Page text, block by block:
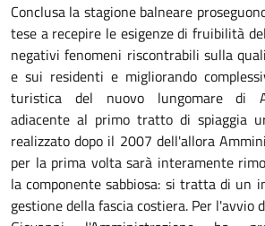
Conclusa la stagione balneare
tese a recepire le esigenze di fruibilità
negativi fenomeni riscontrabili sulla
e sui residenti e migliorando
turistica del nuovo lungomare di
adiacente al primo tratto di spiaggia
realizzato dopo il 2007 dell'allora
per la prima volta sarà interamente
la componente sabbiosa: si tratta di un
gestione della fascia costiera. Per l'avvio